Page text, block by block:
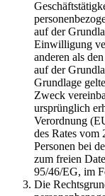
auf der
Einwilligung
anderen als
auf der
Grundlage
Zweck
ursprünglich
Verordnung
des Rates
Personen bei
zum freien
95/46/EG, im
Die